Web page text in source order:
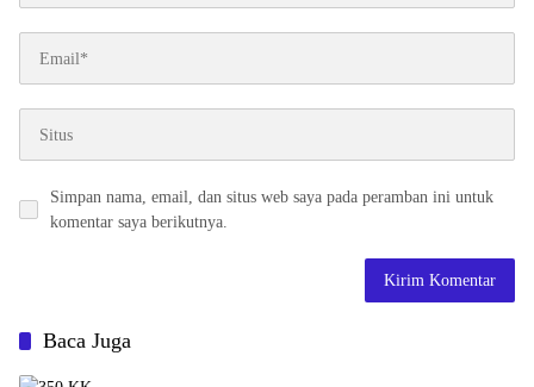
Simpan nama, email, dan situs web saya pada peramban ini untuk
komentar saya berikutnya.
Baca Juga